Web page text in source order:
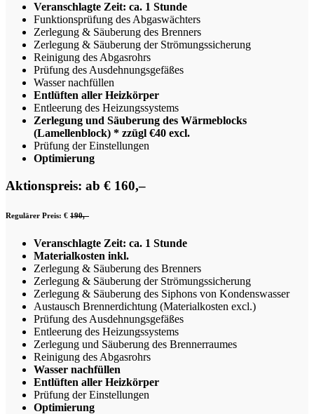
Veranschlagte Zeit: ca. 1 Stunde
Funktionsprüfung des Abgaswächters
Zerlegung & Säuberung des Brenners
Zerlegung & Säuberung der Strömungssicherung
Reinigung des Abgasrohrs
Prüfung des Ausdehnungsgefäßes
Wasser nachfüllen
Entlüften aller Heizkörper
Entleerung des Heizungssystems
Zerlegung und Säuberung des Wärmeblocks
(Lamellenblock) * zzügl €40 excl.
Prüfung der Einstellungen
Optimierung
Aktionspreis: ab € 160,–
Regulärer Preis: € 190,–
Veranschlagte Zeit: ca. 1 Stunde
Materialkosten inkl.
Zerlegung & Säuberung des Brenners
Zerlegung & Säuberung der Strömungssicherung
Zerlegung & Säuberung des Siphons von Kondenswasser
Austausch Brennerdichtung (Materialkosten excl.)
Prüfung des Ausdehnungsgefäßes
Entleerung des Heizungssystems
Zerlegung und Säuberung des Brennerraumes
Reinigung des Abgasrohrs
Wasser nachfüllen
Entlüften aller Heizkörper
Prüfung der Einstellungen
Optimierung